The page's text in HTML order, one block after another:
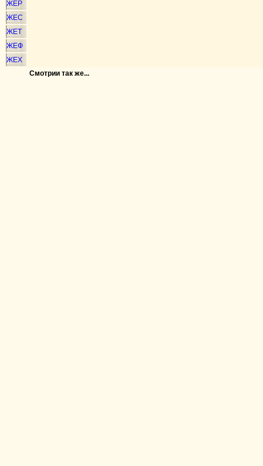
ЖЕР
ЖЕС
ЖЕТ
ЖЕФ
ЖЕХ
Смотрии так же...